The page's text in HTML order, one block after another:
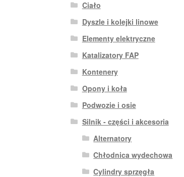
Ciało
Dyszle i kolejki linowe
Elementy elektryczne
Katalizatory FAP
Kontenery
Opony i koła
Podwozie i osie
Silnik - części i akcesoria
Alternatory
Chłodnica wydechowa
Cylindry sprzęgła